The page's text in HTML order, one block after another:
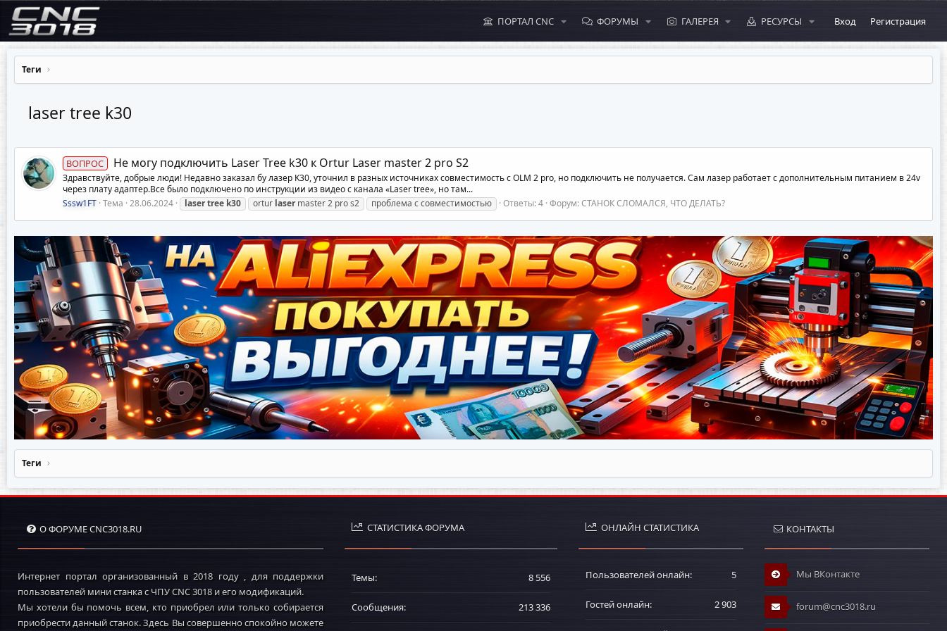
ПОРТАЛ CNC ФОРУМЫ ГАЛЕРЕЯ РЕСУРСЫ Вход Регистрация
Теги
laser tree k30
ВОПРОС Не могу подключить Laser Tree k30 к Ortur Laser master 2 pro S2
Здравствуйте, добрые люди! Недавно заказал бу лазер K30, уточнил в разных источниках совместимость с OLM 2 pro, но подключить не получается. Сам лазер работает с дополнительным питанием в 24v
через плату адаптер.Все было подключено по инструкции из видео с канала «Laser tree», но там...
Sssw1FT Тема 28.06.2024 lasertree k30 ortur lasermaster 2 pro s2 проблема с совместимостью Ответы: 4 Форум:СТАНОК СЛОМАЛСЯ, ЧТО ДЕЛАТЬ?
Теги
О ФОРУМЕ CNC3018.RU
Интернет портал организованный в 2018 году , для поддержки
пользователей мини станка с ЧПУ CNC 3018 и его модификаций.
Мы хотели бы помочь всем, кто приобрел или только собирается
приобрести данный станок. Здесь Вы совершенно спокойно можете
СТАТИСТИКА ФОРУМА
Темы 8 556
Сообщения 213 336
ОНЛАЙН СТАТИСТИКА
Пользователей онлайн 5
Гостей онлайн 2 903
КОНТАКТЫ
Мы ВКонтакте
forum@cnc3018.ru